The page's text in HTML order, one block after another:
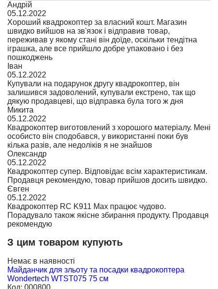
Андрій
05.12.2022
Хороший квадрокоптер за власний кошт. Магазин
швидко вийшов на зв'язок і відправив товар,
переживав у якому стані він доїде, оскільки тендітна
іграшка, але все прийшло добре упаковано і без
пошкоджень
Іван
05.12.2022
Купували на подарунок другу квадрокоптер, він
залишився задоволений, купували екстрено, так що
дякую продавцеві, що відправка була того ж дня
Микита
05.12.2022
Квадрокоптер виготовлений з хорошого матеріалу. Мені
особисто він сподобався, у використанні поки був
кілька разів, але недоліків я не знайшов
Олександр
05.12.2022
Квадрокоптер супер. Відповідає всім характеристикам.
Продавця рекомендую, товар прийшов досить швидко.
Євген
05.12.2022
Квадрокоптер RC K911 Max працює чудово.
Порадувало також якісне збирання продукту. Продавця
рекомендую
З цим товаром купують
Немає в наявності
Майданчик для зльоту та посадки квадрокоптера
Wondertech WTST075 75 см
Код: 000800